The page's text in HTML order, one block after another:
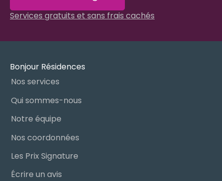
Services gratuits et sans frais cachés
Bonjour Résidences
Nos services
Qui sommes-nous
Notre équipe
Nos coordonnées
Les Prix Signature
Écrire un avis